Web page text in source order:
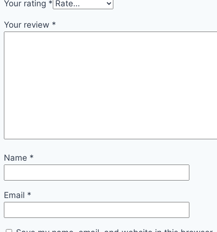
Your rating *
Your review *
Name *
Email *